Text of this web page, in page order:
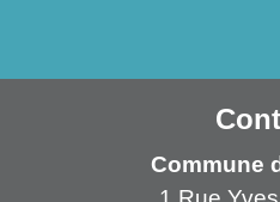
Commune